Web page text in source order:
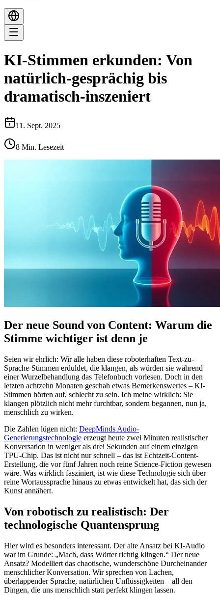
KI-Stimmen erkunden: Von
natürlich-gesprächig bis
dramatisch-inszeniert
11. Sept. 2025
8 Min. Lesezeit
Der neue Sound von Content: Warum die
Stimme wichtiger ist denn je
Seien wir ehrlich: Wir alle haben diese roboterhaften Text-zu-
Sprache-Stimmen erduldet, die klangen, als würden sie während
einer Wurzelbehandlung das Telefonbuch vorlesen. Doch in den
letzten achtzehn Monaten geschah etwas Bemerkenswertes – KI-
Stimmen hörten auf, schlecht zu sein. Ich meine wirklich: Sie
klangen plötzlich nicht mehr furchtbar, sondern begannen, nun ja,
menschlich zu wirken.
Die Zahlen lügen nicht: DeepMinds Audio-
Generierungstechnologie erzeugt heute zwei Minuten realistischer
Konversation in weniger als drei Sekunden auf einem einzigen
TPU-Chip. Das ist nicht nur schnell – das ist Echtzeit-Content-
Erstellung, die vor fünf Jahren noch reine Science-Fiction gewesen
wäre. Was wirklich fasziniert, ist wie diese Technologie sich über
reine Wortaussprache hinaus zu etwas entwickelt hat, das sich der
Kunst annähert.
Von robotisch zu realistisch: Der
technologische Quantensprung
Hier wird es besonders interessant. Der alte Ansatz bei KI-Audio
war im Grunde: „Mach, dass Wörter richtig klingen.“ Der neue
Ansatz? Modelliert das chaotische, wunderschöne Durcheinander
menschlicher Konversation. Wir sprechen von Lachen,
überlappender Sprache, natürlichen Unflüssigkeiten – all den
Dingen, die uns menschlich statt perfekt klingen lassen.